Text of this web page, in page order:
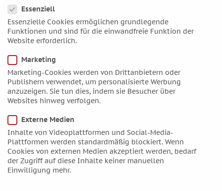
Juni 2017
Mai 2017
April 2017
Februar 2017
Januar 2017
Dezember 2016
Oktober 2016
September 2016
August 2016
Juli 2016
Essenziell
Essenzielle Cookies ermöglichen grundlegende
Funktionen und sind für die einwandfreie Funktion der
Website erforderlich.
Marketing
Marketing-Cookies werden von Drittanbietern oder
Publishern verwendet, um personalisierte Werbung
anzuzeigen. Sie tun dies, indem sie Besucher über
Websites hinweg verfolgen.
Externe Medien
Inhalte von Videoplattformen und Social-Media-
Plattformen werden standardmäßig blockiert. Wenn
Cookies von externen Medien akzeptiert werden, bedarf
der Zugriff auf diese Inhalte keiner manuellen
Einwilligung mehr.